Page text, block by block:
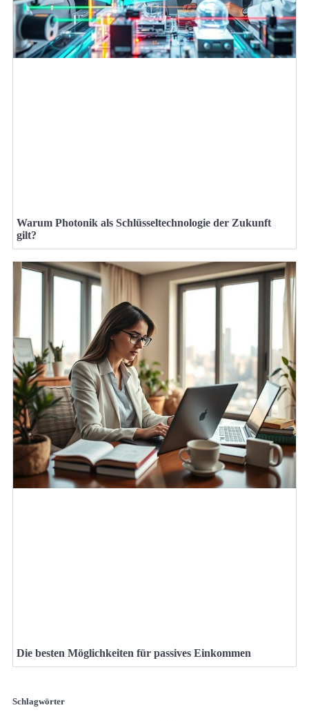
Warum Photonik als Schlüsseltechnologie der Zukunft
gilt?
Die besten Möglichkeiten für passives Einkommen
Schlagwörter